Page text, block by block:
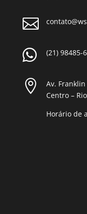

 (21) 98485-

Av.
Centro –
Horário de